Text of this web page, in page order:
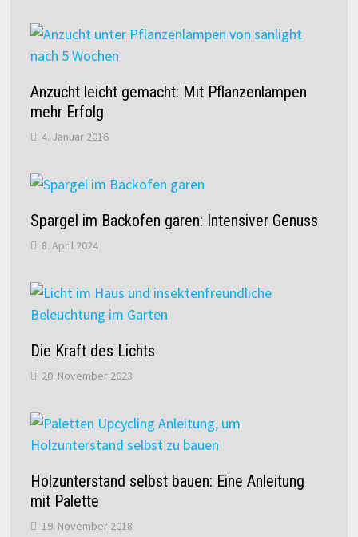
Anzucht leicht gemacht: Mit Pflanzenlampen
mehr Erfolg
4. Januar 2016
Spargel im Backofen garen: Intensiver Genuss
8. April 2024
Die Kraft des Lichts
20. November 2023
Holzunterstand selbst bauen: Eine Anleitung
mit Palette
19. November 2018